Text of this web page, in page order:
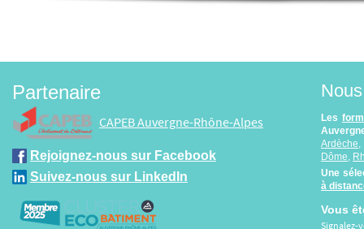
Partenaire
CAPEB Auvergne-Rhône-Alpes
Rejoignez-nous sur Facebook
Suivez-nous sur LinkedIn
Les
Ardèche
Dôme,
Une
à
Vous
Signalez-